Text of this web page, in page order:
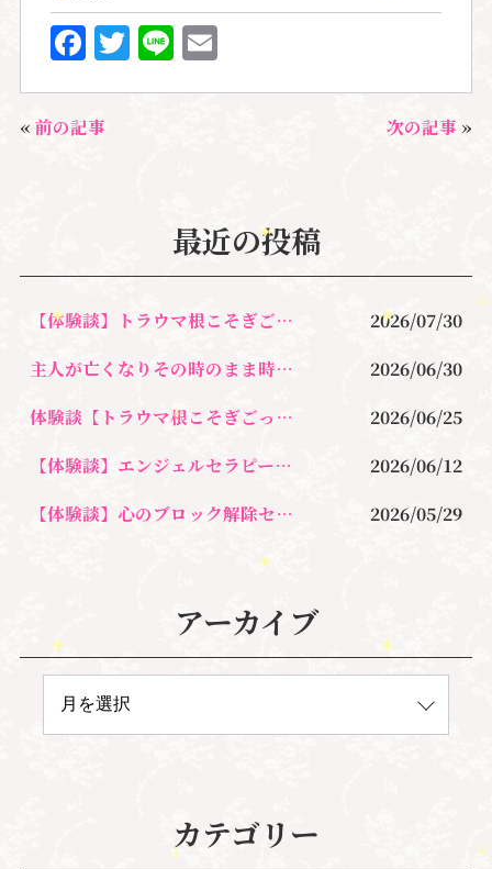
F
a
c
e
k
T
w
Li
n
E
« 前の記事 次の記事 »
最近の投稿
【体験談】トラウマ根こそぎごっそり除去＆オラクルカードリーディングセッション
2026/07/30
主人が亡くなりその時のまま時が止まり今、心が限界に涙を流すのさえ止めて生きてきた
2026/06/30
体験談【トラウマ根こそぎごっそりセラピー】執着を手放す
2026/06/25
【体験談】エンジェルセラピーの講座を受けてサイキック・カードリーダーに
2026/06/12
【体験談】心のブロック解除セッション｜マインドブロックバスター
2026/05/29
アーカイブ
カテゴリー